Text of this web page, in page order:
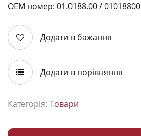
ОЕМ номер: 01.0188.00 / 01018800
Додати в бажання
Додати в порівняння
Категорія: Товари